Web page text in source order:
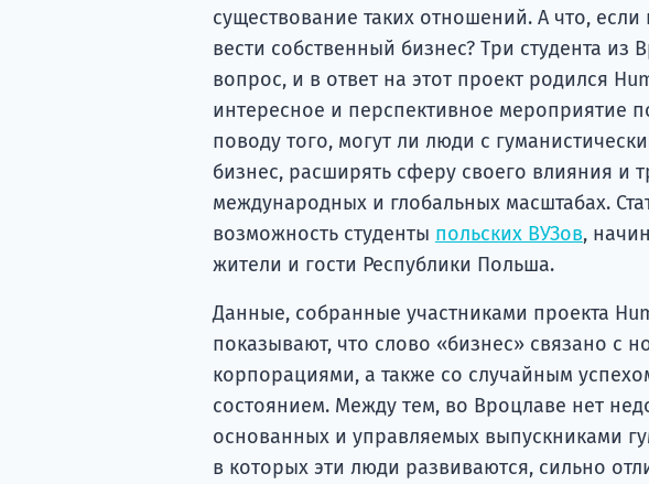
существование таких отношений. А что,
вести собственный бизнес? Три студента из
вопрос, и в ответ на этот проект родился
интересное и перспективное мероприятие
поводу того, могут ли люди с
бизнес, расширять сферу своего влияния и
международных и глобальных масштабах.
возможность студенты польских ВУЗов,
жители и гости Республики Польша.
Данные, собранные участниками проекта
показывают, что слово «бизнес» связано с
корпорациями, а также со случайным
состоянием. Между тем, во Вроцлаве нет
основанных и управляемых выпускниками
в которых эти люди развиваются, сильно